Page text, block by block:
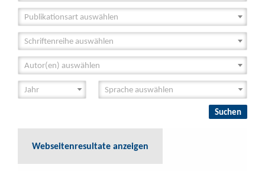
Publikationsart auswählen
Schriftenreihe auswählen
Autor(en) auswählen
Webseitenresultate anzeigen